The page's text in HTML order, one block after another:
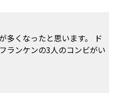
多くなったと思います。 ド
ランケンの3人のコンビがい